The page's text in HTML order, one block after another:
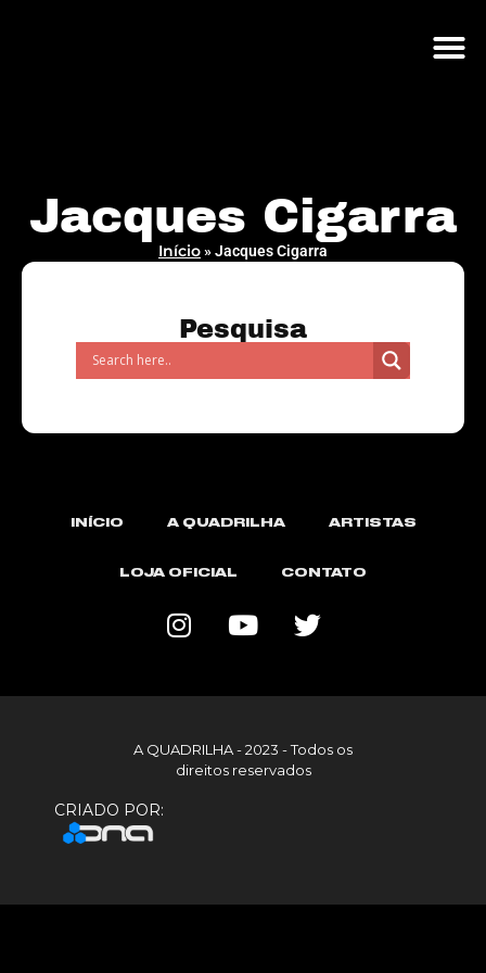
Jacques Cigarra
Início»Jacques Cigarra
Pesquisa
INÍCIO A QUADRILHA ARTISTAS
LOJA OFICIAL CONTATO
A QUADRILHA - 2023 - Todos os
direitos reservados
CRIADO POR: